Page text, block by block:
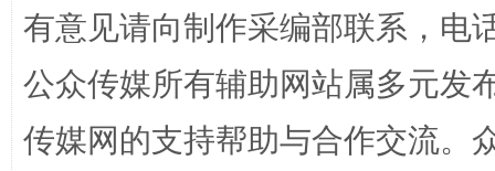
有意见请向制作采编部联系，电
公众传媒所有辅助网站属多元发
传媒网的支持帮助与合作交流。